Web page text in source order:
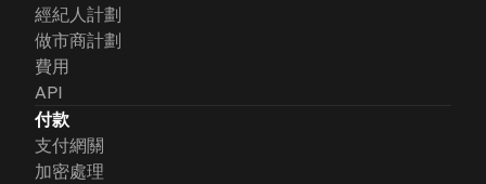
經紀人計劃
做市商計劃
費用
API
付款
支付網關
加密處理